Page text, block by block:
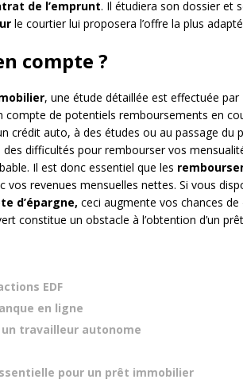
de l’emprunt. Il étudiera son dossier et
le courtier lui proposera l’offre la plus
compte ?
, une étude détaillée est effectuée par
compte de potentiels remboursements en
crédit auto, à des études ou au passage du
des difficultés pour rembourser vos
Il est donc essentiel que les
revenues mensuelles nettes. Si vous
d’épargne, ceci augmente vos chances de
constitue un obstacle à l’obtention d’un
EDF
en ligne
travailleur autonome
pour un prêt immobilier